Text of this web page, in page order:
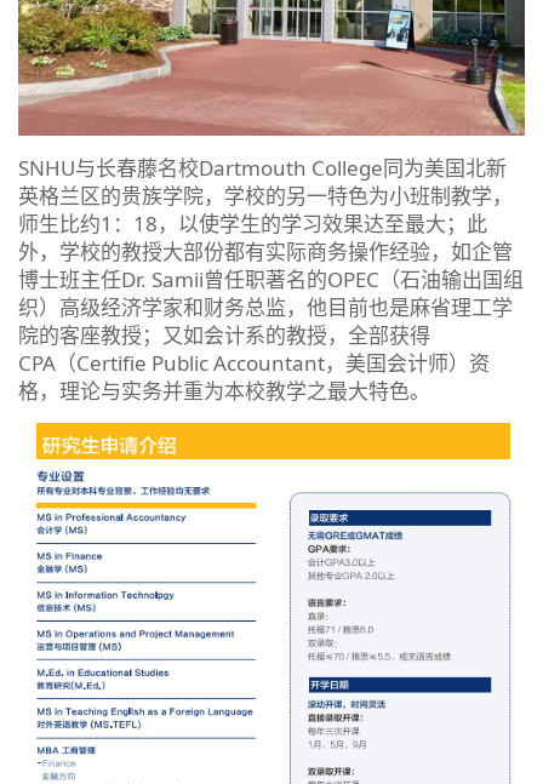
SNHU与长春藤名校Dartmouth College同为美国北新
英格兰区的贵族学院，学校的另一特色为小班制教学，
师生比约1：18，以使学生的学习效果达至最大；此
外，学校的教授大部份都有实际商务操作经验，如企管
博士班主任Dr. Samii曾任职著名的OPEC（石油输出国组
织）高级经济学家和财务总监，他目前也是麻省理工学
院的客座教授；又如会计系的教授，全部获得
CPA（Certifie Public Accountant，美国会计师）资
格，理论与实务并重为本校教学之最大特色。